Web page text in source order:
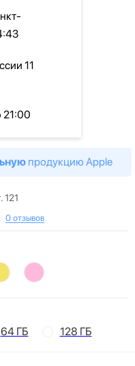
11
21:00
продукцию Apple
121
0 отзывов
64 ГБ 128 ГБ